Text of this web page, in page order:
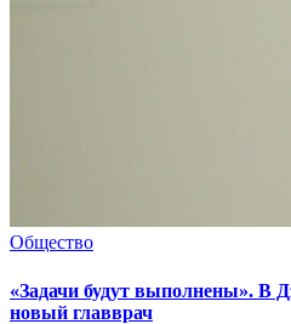
Общество
«Задачи будут выполнены». В
новый главврач